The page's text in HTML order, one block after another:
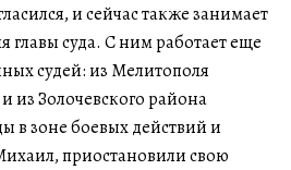
и сейчас также занимает
главы суда. С ним работает еще
судей: из Мелитополя
из Золочевского района
в зоне боевых действий и
приостановили свою